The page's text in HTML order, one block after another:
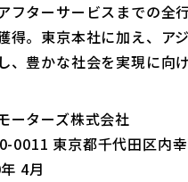
フターサービスまでの全
得。東京本社に加え、ア
、豊かな社会を実現に向
ターズ株式会社
0011 東京都千代田区内
4月